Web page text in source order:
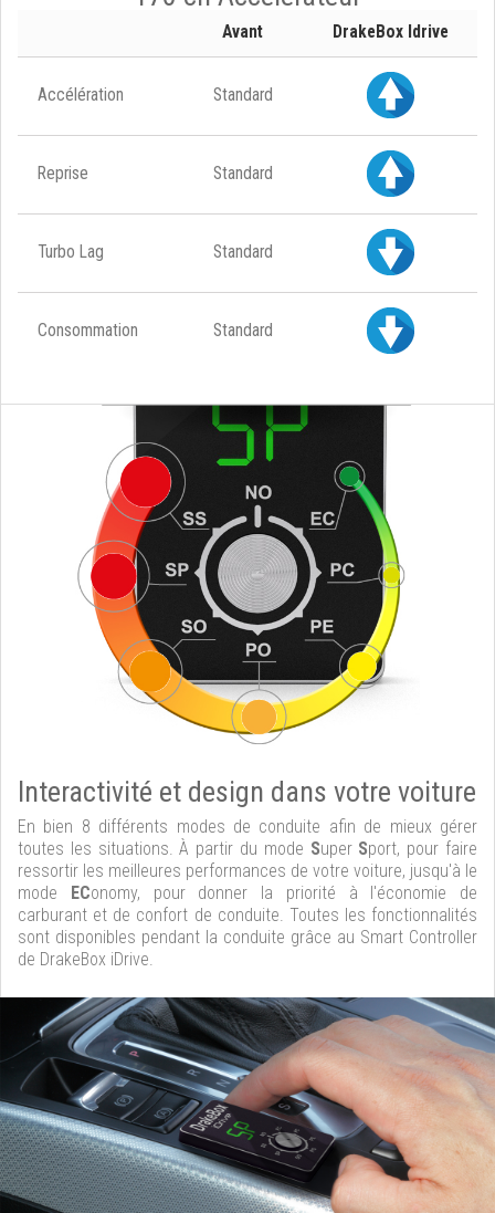
Avant DrakeBox Idrive
Accélération Standard
Reprise Standard
Turbo Lag Standard
Consommation Standard
Interactivité et design dans votre voiture
En bien 8 différents modes de conduite afin de mieux gérer
toutes les situations. À partir du mode Super Sport, pour faire
ressortir les meilleures performances de votre voiture, jusqu'à le
mode EConomy, pour donner la priorité à l'économie de
carburant et de confort de conduite. Toutes les fonctionnalités
sont disponibles pendant la conduite grâce au Smart Controller
de DrakeBox iDrive.